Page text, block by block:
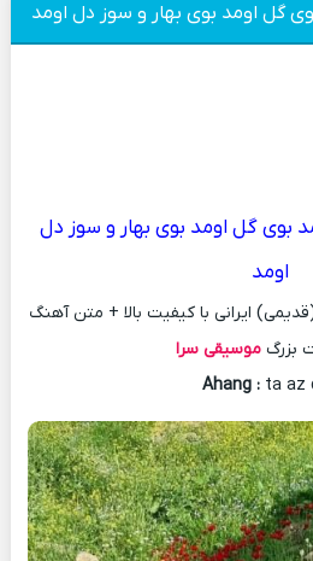
گل اومد بوی بهار و سوز دل اومد
بوی گل اومد بوی بهار و سوز دل
اومد
ایرانی با کیفیت بالا + متن آهنگ
بزرگ موسیقی سرا
Ahang : ta az